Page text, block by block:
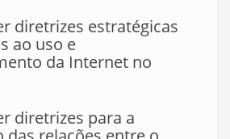
diretrizes estratégicas
ao uso e
da Internet no
diretrizes para a